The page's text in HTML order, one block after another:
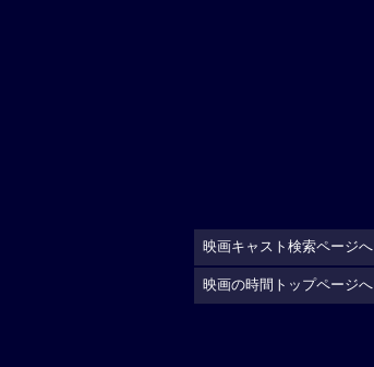
映画キャスト検索ページへ
映画の時間トップページへ